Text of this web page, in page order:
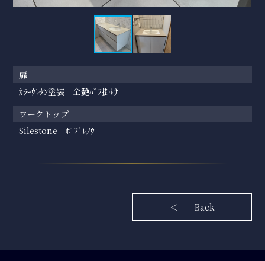
扉
ｶﾗｰｳﾚﾀﾝ塗装 全艶ﾊﾞﾌ掛け
ワークトップ
Silestone ﾎﾟﾌﾞﾚﾉｳ
＜ Back